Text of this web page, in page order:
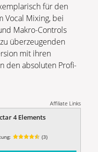
für den
Vocal Mixing, bei
Makro-Controls
überzeugenden
mit ihren
den absoluten Profi-
Affiliate Links
4 Elements
(3)